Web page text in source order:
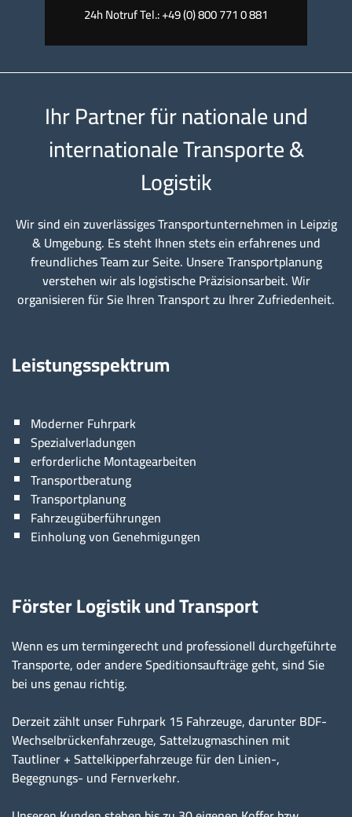
24h Notruf Tel.: +49 (0) 800 771 0 881
Ihr Partner für nationale und
internationale Transporte &
Logistik
Wir sind ein zuverlässiges Transportunternehmen in Leipzig
& Umgebung. Es steht Ihnen stets ein erfahrenes und
freundliches Team zur Seite. Unsere Transportplanung
verstehen wir als logistische Präzisionsarbeit. Wir
organisieren für Sie Ihren Transport zu Ihrer Zufriedenheit.
Leistungsspektrum
Moderner Fuhrpark
Spezialverladungen
erforderliche Montagearbeiten
Transportberatung
Transportplanung
Fahrzeugüberführungen
Einholung von Genehmigungen
Förster Logistik und Transport
Wenn es um termingerecht und professionell durchgeführte
Transporte, oder andere Speditionsaufträge geht, sind Sie
bei uns genau richtig.
Derzeit zählt unser Fuhrpark 15 Fahrzeuge, darunter BDF-
Wechselbrückenfahrzeuge, Sattelzugmaschinen mit
Tautliner + Sattelkipperfahrzeuge für den Linien-,
Begegnungs- und Fernverkehr.